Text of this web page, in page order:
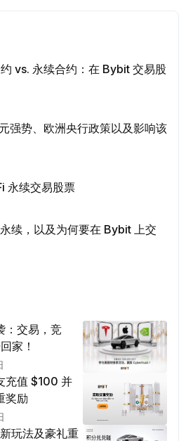
vs. 永续合约：在 Bybit 交易股
强势、欧洲央行政策以及影响该
永续交易股票
续，以及为何要在 Bybit 上交
：交易，竞
家！
充值 $100 并
奖励
玩法及豪礼重